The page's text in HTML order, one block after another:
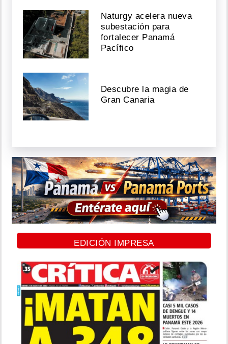
Naturgy acelera nueva
subestación para
fortalecer Panamá
Pacífico
Descubre la magia de
Gran Canaria
EDICIÓN IMPRESA